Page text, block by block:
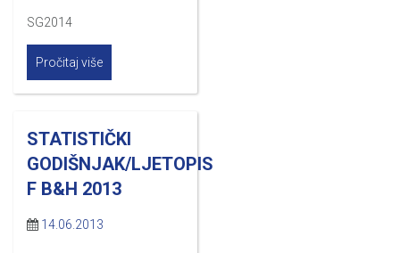
SG2014
Pročitaj više
STATISTIČKI
GODIŠNJAK/LJETOPIS
F B&H 2013
14.06.2013